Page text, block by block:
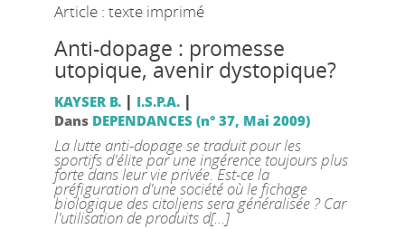
Article : texte imprimé
Anti-dopage : promesse
utopique, avenir dystopique?
KAYSER B. | I.S.P.A.|
Dans DEPENDANCES (n° 37, Mai 2009)
La lutte anti-dopage se traduit pour les
sportifs d'élite par une ingérence toujours plus
forte dans leur vie privée. Est-ce la
préfiguration d'une société où le fichage
biologique des citoljens sera généralisée ? Car
l'utilisation de produits d[...]